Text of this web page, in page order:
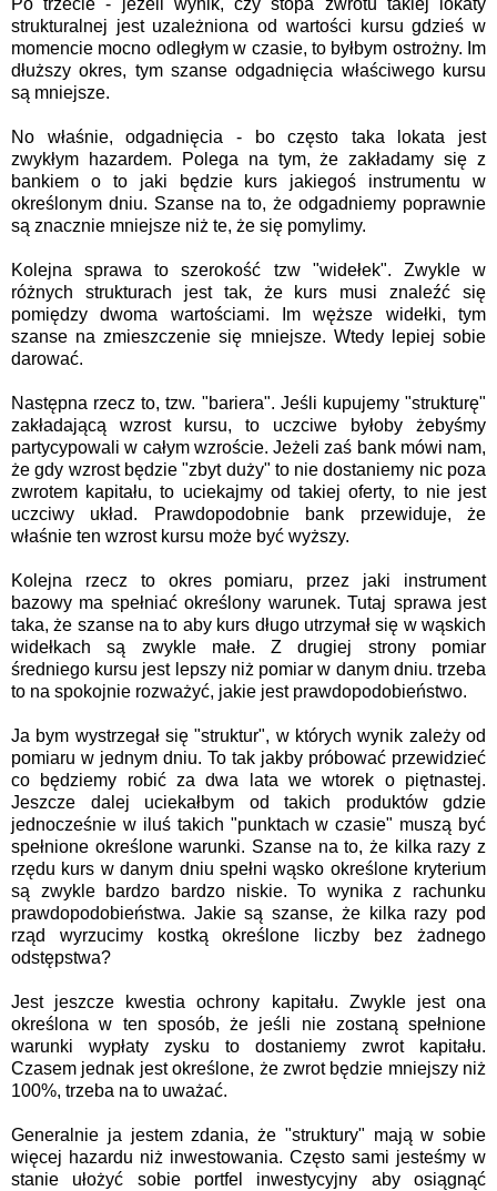
Po trzecie - jeżeli wynik, czy stopa zwrotu takiej lokaty
strukturalnej jest uzależniona od wartości kursu gdzieś w
momencie mocno odległym w czasie, to byłbym ostrożny. Im
dłuższy okres, tym szanse odgadnięcia właściwego kursu
są mniejsze.
No właśnie, odgadnięcia - bo często taka lokata jest
zwykłym hazardem. Polega na tym, że zakładamy się z
bankiem o to jaki będzie kurs jakiegoś instrumentu w
określonym dniu. Szanse na to, że odgadniemy poprawnie
są znacznie mniejsze niż te, że się pomylimy.
Kolejna sprawa to szerokość tzw "widełek". Zwykle w
różnych strukturach jest tak, że kurs musi znaleźć się
pomiędzy dwoma wartościami. Im węższe widełki, tym
szanse na zmieszczenie się mniejsze. Wtedy lepiej sobie
darować.
Następna rzecz to, tzw. "bariera". Jeśli kupujemy "strukturę"
zakładającą wzrost kursu, to uczciwe byłoby żebyśmy
partycypowali w całym wzroście. Jeżeli zaś bank mówi nam,
że gdy wzrost będzie "zbyt duży" to nie dostaniemy nic poza
zwrotem kapitału, to uciekajmy od takiej oferty, to nie jest
uczciwy układ. Prawdopodobnie bank przewiduje, że
właśnie ten wzrost kursu może być wyższy.
Kolejna rzecz to okres pomiaru, przez jaki instrument
bazowy ma spełniać określony warunek. Tutaj sprawa jest
taka, że szanse na to aby kurs długo utrzymał się w wąskich
widełkach są zwykle małe. Z drugiej strony pomiar
średniego kursu jest lepszy niż pomiar w danym dniu. trzeba
to na spokojnie rozważyć, jakie jest prawdopodobieństwo.
Ja bym wystrzegał się "struktur", w których wynik zależy od
pomiaru w jednym dniu. To tak jakby próbować przewidzieć
co będziemy robić za dwa lata we wtorek o piętnastej.
Jeszcze dalej uciekałbym od takich produktów gdzie
jednocześnie w iluś takich "punktach w czasie" muszą być
spełnione określone warunki. Szanse na to, że kilka razy z
rzędu kurs w danym dniu spełni wąsko określone kryterium
są zwykle bardzo bardzo niskie. To wynika z rachunku
prawdopodobieństwa. Jakie są szanse, że kilka razy pod
rząd wyrzucimy kostką określone liczby bez żadnego
odstępstwa?
Jest jeszcze kwestia ochrony kapitału. Zwykle jest ona
określona w ten sposób, że jeśli nie zostaną spełnione
warunki wypłaty zysku to dostaniemy zwrot kapitału.
Czasem jednak jest określone, że zwrot będzie mniejszy niż
100%, trzeba na to uważać.
Generalnie ja jestem zdania, że "struktury" mają w sobie
więcej hazardu niż inwestowania. Często sami jesteśmy w
stanie ułożyć sobie portfel inwestycyjny aby osiągnąć